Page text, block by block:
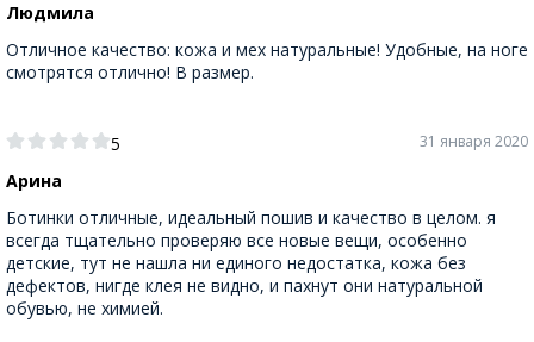
Людмила
Отличное качество: кожа и мех натуральные! Удобные, на ноге
смотрятся отлично! В размер.
5
Арина
31 января 2020
Ботинки отличные, идеальный пошив и качество в целом. я
всегда тщательно проверяю все новые вещи, особенно
детские, тут не нашла ни единого недостатка, кожа без
дефектов, нигде клея не видно, и пахнут они натуральной
обувью, не химией.